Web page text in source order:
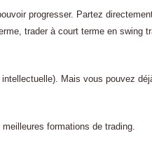
progresser. Partez
trader à court terme en swing
Mais vous pouvez
formations de trading.